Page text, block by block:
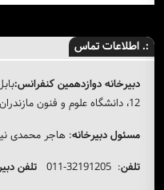
:. اطلاعات تماس
دبیرخانه دوازدهمین کنفرانس:
12، دانشگاه علوم و فنون مازندران
مسئول دبیرخانه: هاجر محمدی
تلفن: 32191205-011 تلفن